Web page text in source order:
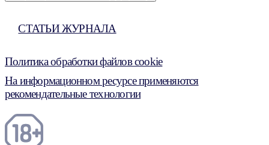
СТАТЬИ ЖУРНАЛА
Политика обработки файлов cookie
На информационном ресурсе применяются
рекомендательные технологии